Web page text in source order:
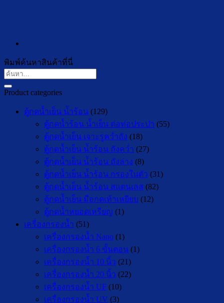
พิมพ์ค้นหาสินค้าที่นี่
ค้นหา:
Product categories
ตู้กดน้ำเย็น น้ำร้อน (129)
ตู้กดน้ำร้อน น้ำเย็น ต่อท่อประปา (55)
ตู้กดน้ำเย็น เจาะรูคว่ำถัง (18)
ตู้กดน้ำเย็น น้ำร้อน ถังคว่ำ (27)
ตู้กดน้ำเย็น น้ำร้อน ถังล่าง (8)
ตู้กดน้ำเย็น น้ำร้อน กรองในตัว (31)
ตู้กดน้ำเย็น น้ำร้อน สแตนเลส (82)
ตู้กดน้ำเย็น มือกดเท้าเหยียบ (12)
ตู้กดน้ำหยอดเหรียญ (1)
เครื่องกรองน้ำ (51)
เครื่องกรองน้ำ Nano (1)
เครื่องกรองน้ำ 6 ขั้นตอน (1)
เครื่องกรองน้ำ 10 นิ้ว (21)
เครื่องกรองน้ำ 20 นิ้ว (22)
เครื่องกรองน้ำ UF (10)
เครื่องกรองน้ำ UV (3)